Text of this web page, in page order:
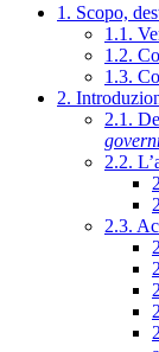
1. Scopo,
1.1.
1.2.
1.3.
2.
2.1.
2.2.
2.3.